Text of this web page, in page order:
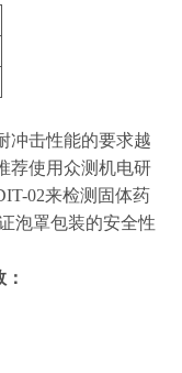
冲击性能的要求越
荐使用众测机电研
02来检测固体药
泡罩包装的安全性